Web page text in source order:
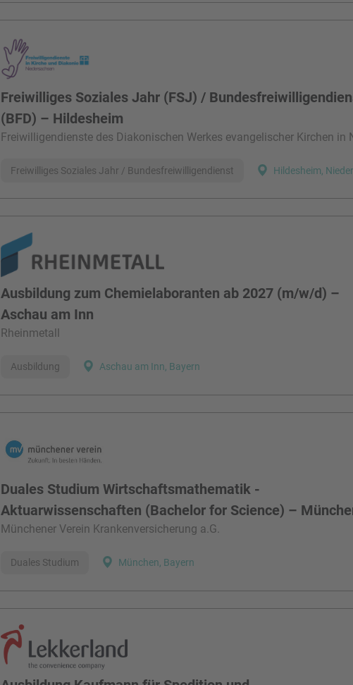
Freiwilliges Soziales Jahr (FSJ) /
(BFD) – Hildesheim
Freiwilligendienste des Diakonischen Werkes evangelischer Kirchen in
Hildesheim,
Freiwilliges Soziales Jahr / Bundesfreiwilligendienst
Ausbildung zum Chemielaboranten ab 2027 (m/w/d) –
Aschau am Inn
Rheinmetall
Aschau am Inn, Bayern
Ausbildung
Duales Studium Wirtschaftsmathematik -
Aktuarwissenschaften (Bachelor for Science) –
Münchener Verein Krankenversicherung a.G.
München, Bayern
Duales Studium